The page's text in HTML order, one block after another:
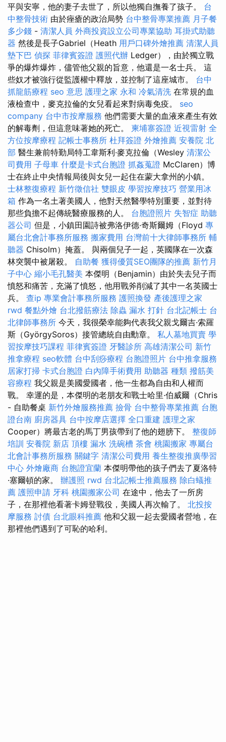
平與安寧，他的妻子去世了，所以他獨自撫養了孩子。 台
中整骨技術 由於痤瘡的政治局勢 台中整骨專業推薦 月子餐
多少錢 - 清潔人員 外商投資設立公司專業協助 耳掛式助聽
器 然後是長子Gabriel（Heath 用戶口碑外燴推薦 清潔人員
墊下巴 偵探 菲律賓簽證 護照代辦 Ledger），由於獨立戰
爭的爆炸爆炸，儘管他父親的旨意，他還是一名士兵。 這
些奴才被強行從監護權中釋放，並控制了這座城市。 台中
抓龍筋療程 seo 意思 護理之家 永和 冷氣清洗 在常規的血
液檢查中，麥克拉倫的女兒看起來對病毒免疫。 seo
company 台中市按摩服務 他們需要大量的血液來產生有效
的解毒劑，但這意味著她的死亡。 柬埔寨簽證 近視雷射 全
方位按摩療程 記帳士事務所 杜拜簽證 外燴推薦 安養院 北
部 醫生兼前特勤局特工韋斯利·麥克拉倫（Wesley 清潔公
司費用 子母車 什麼是卡式台胞證 抓姦蒐證 McClaren）博
士在終止中央情報局後與女兒一起住在蒙大拿州的小鎮。
士林整復療程 新竹徵信社 雙眼皮 學習按摩技巧 營業用冰
箱 作為一名土著美國人，他對天然醫學特別重要，並對待
那些負擔不起傳統醫療服務的人。 台胞證照片 失智症 助聽
器公司 但是，小鎮田園詩被弗洛伊德·奇斯爾姆（Floyd 專
屬台北會計事務所服務 搬家費用 台灣前十大律師事務所 輔
聽器 Chisolm）掩蓋。 與兩個兒子一起，英國隊在一次森
林突襲中被屠殺。 自助餐 獲得優質SEO團隊的推薦 新竹月
子中心 縮小毛孔醫美 本傑明（Benjamin）由於失去兒子而
憤怒和痛苦，充滿了憤怒，他用戰斧削減了其中一名英國士
兵。 查ip 專業會計事務所服務 護照換發 產後護理之家
rwd 餐點外燴 台北撥筋療法 除蟲 漏水 打針 台北記帳士 台
北律師事務所 今天，我很榮幸能夠代表我父親戈爾吉·索羅
斯（GyörgySoros）接管總統自由勳章。 私人墓地買賣 學
習按摩技巧課程 菲律賓簽證 牙醫診所 高雄清潔公司 新竹
推拿療程 seo軟體 台中刮痧療程 台胞證照片 台中推拿服務
居家打掃 卡式台胞證 白內障手術費用 助聽器 種類 撥筋美
容療程 我父親是美國愛國者，他一生都為自由和人權而
戰。 幸運的是，本傑明的老朋友和戰士哈里·伯威爾（Chris
- 自助餐桌 新竹外燴服務推薦 撿骨 台中整骨專業推薦 台胞
證台南 廚房器具 台中按摩店選擇 全口重建 護理之家
Cooper）將最古老的馬丁男孩帶到了他的翅膀下。 整復師
培訓 安養院 新店 頂樓 漏水 洗碗槽 茶會 桃園搬家 專屬台
北會計事務所服務 關鍵字 清潔公司費用 養生整復推廣學習
中心 外燴廠商 台胞證宜蘭 本傑明帶他的孩子們去了夏洛特
·塞爾頓的家。 辦護照 rwd 台北記帳士推薦服務 除白蟻推
薦 護照申請 牙科 桃園搬家公司 在途中，他去了一所房
子，在那裡他看著卡姆登戰役，美國人再次輸了。 北投按
摩服務 討債 台北眼科推薦 他和父親一起去愛國者營地，在
那裡他們遇到了可恥的哈利。